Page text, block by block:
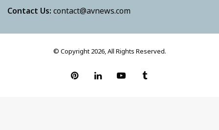
Contact Us: contact@avnews.com
© Copyright 2026, All Rights Reserved.
PinterestLinkedInYouTubeTumblr